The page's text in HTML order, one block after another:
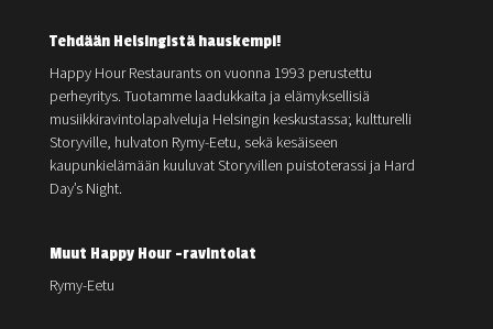
Tehdään Helsingistä hauskempi!
Happy Hour Restaurants on vuonna 1993 perustettu
perheyritys. Tuotamme laadukkaita ja elämyksellisiä
musiikkiravintolapalveluja Helsingin keskustassa; kultturelli
Storyville, hulvaton Rymy-Eetu, sekä kesäiseen
kaupunkielämään kuuluvat Storyvillen puistoterassi ja Hard
Day’s Night.
Muut Happy Hour -ravintolat
Rymy-Eetu